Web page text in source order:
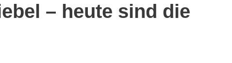
– heute sind die